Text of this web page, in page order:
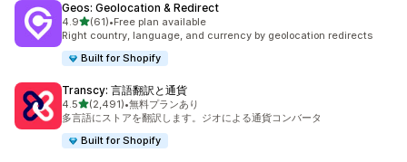
Geos: Geolocation & Redirect
4.95つ星中
(61)
合計レビュー数：61件
•Free plan available
Right country, language, and currency by geolocation redirects
Built for Shopify
Transcy: 言語翻訳と通貨
4.55つ星中
(2,491)
合計レビュー数：2491件
•無料プランあり
多言語にストアを翻訳します。ジオによる通貨コンバータ
Built for Shopify